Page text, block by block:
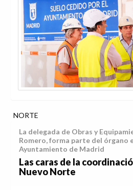
NORTE
La delegada de Obras y
Romero, forma parte del órgano
Ayuntamiento de Madrid
Las caras de la
Nuevo Norte